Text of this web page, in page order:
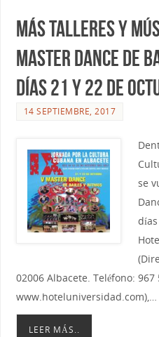
Más talleres y
Master Dance de
días 21 y 22 de
14 SEPTIEMBRE, 2017
se
02006 Albacete. Teléfono: 967
www.hoteluniversidad.com),…
LEER MÁS..